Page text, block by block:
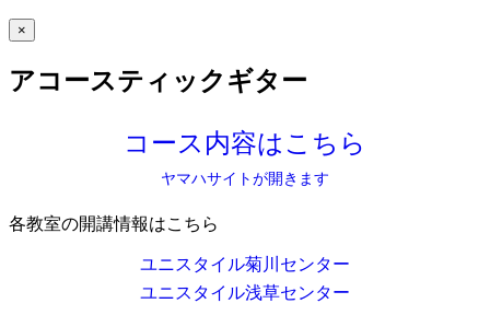
×
アコースティックギター
コース内容はこちら
ヤマハサイトが開きます
各教室の開講情報はこちら
ユニスタイル菊川センター
ユニスタイル浅草センター